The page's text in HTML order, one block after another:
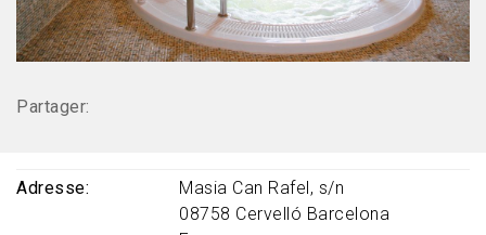
Partager:
Adresse
Masia Can Rafel, s/n
08758 Cervelló Barcelona